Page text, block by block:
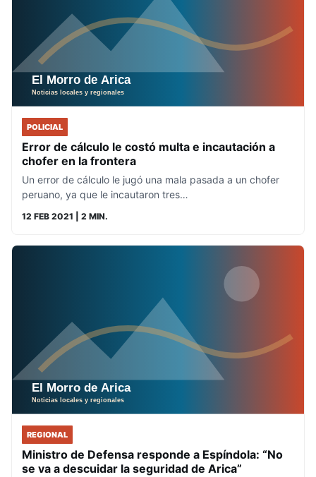
POLICIAL
Error de cálculo le costó multa e incautación a
chofer en la frontera
Un error de cálculo le jugó una mala pasada a un chofer
peruano, ya que le incautaron tres…
12 FEB 2021 | 2 MIN.
REGIONAL
Ministro de Defensa responde a Espíndola: “No
se va a descuidar la seguridad de Arica”